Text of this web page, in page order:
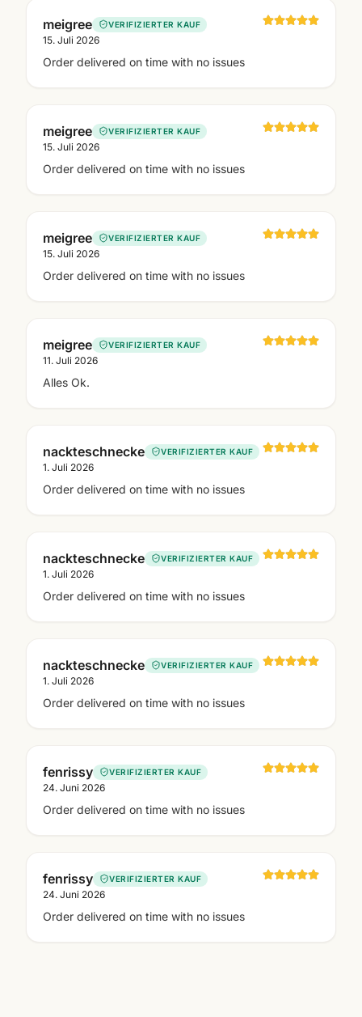
meigree VERIFIZIERTER KAUF
15. Juli 2026
Order delivered on time with no issues
meigree VERIFIZIERTER KAUF
15. Juli 2026
Order delivered on time with no issues
meigree VERIFIZIERTER KAUF
15. Juli 2026
Order delivered on time with no issues
meigree VERIFIZIERTER KAUF
11. Juli 2026
Alles Ok.
nackteschnecke VERIFIZIERTER KAUF
1. Juli 2026
Order delivered on time with no issues
nackteschnecke VERIFIZIERTER KAUF
1. Juli 2026
Order delivered on time with no issues
nackteschnecke VERIFIZIERTER KAUF
1. Juli 2026
Order delivered on time with no issues
fenrissy VERIFIZIERTER KAUF
24. Juni 2026
Order delivered on time with no issues
fenrissy VERIFIZIERTER KAUF
24. Juni 2026
Order delivered on time with no issues